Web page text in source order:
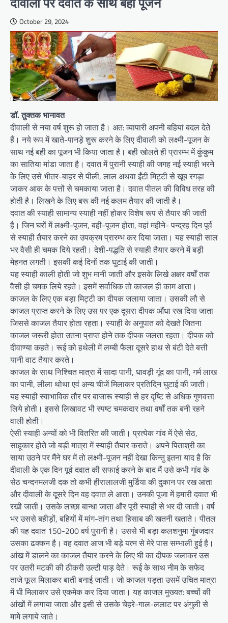
October 29, 2024
डॉ. तुक्तक भानावत
दीवाली से नया वर्ष शुरू हो जाता है। अत: व्यापारी अपनी बहियां बदल देते
हैं। नये रूप में खाते-पानड़े शुरू करने के लिए दीवाली को लक्ष्मी-पूजन के
साथ नई बही का पूजन भी किया जाता है। बही खोलते ही प्रारम्भ में कुंकुम
का सातिया मांडा जाता है। दवात में पुरानी स्याही की जगह नई स्याही भरने
के लिए उसे भीतर-बाहर से पीली, लाल अथवा ईंटी मिट्टी से खूब रगड़ा
जाकर आक के पत्तों से चमकाया जाता है। दवात पीतल की विविध तरह की
होती है। लिखने के लिए बरू की नई कलम तैयार की जाती है।
दवात की स्याही सामान्य स्याही नहीं होकर विशेष रूप से तैयार की जाती
है। जिन घरों में लक्ष्मी-पूजन, बही-पूजन होता, वहां महीने- पन्द्रह दिन पूर्व
से स्याही तैयार करने का उपक्रम प्रारम्भ कर दिया जाता। यह स्याही साल
भर वैसी ही चमक दिये रहती। देशी-पद्धति से स्याही तैयार करने में बड़ी
मेहनत लगती। इसकी कई दिनों तक घुटाई की जाती।
यह स्याही काली होती जो शुभ मानी जाती और इसके लिखे अक्षर वर्षों तक
वैसी ही चमक लिये रहते। इसमें सर्वाधिक तो काजल ही काम आता।
काजल के लिए एक बड़ा मिट्टी का दीपक जलाया जाता। उसकी लौ से
काजल प्राप्त करने के लिए उस पर एक दूसरा दीपक औंधा रख दिया जाता
जिससे काजल तैयार होता रहता। स्याही के अनुपात को देखते जितना
काजल जरूरी होता उतना प्राप्त होने तक दीपक जलता रहता। दीपक को
दीवाण्या कहते। रूई को हथेली में लम्बी फैला दूसरे हाथ से बंटी देते बत्ती
यानी वाट तैयार करते।
काजल के साथ निश्चित मात्रा में सादा पानी, धावड़ी गूंद का पानी, गर्म लाख
का पानी, लीला थोथा एवं अन्य चीजें मिलाकर प्रतिदिन घुटाई की जाती।
यह स्याही स्वाभाविक तौर पर बाजारू स्याही से हर दृष्टि से अधिक गुणवत्ता
लिये होती। इससे लिखावट भी स्पष्ट चमकदार तथा वर्षों तक बनी रहने
वाली होती।
ऐसी स्याही अन्यों को भी वितरित की जाती। प्रत्येक गांव में ऐसे सेठ,
साहूकार होते जो बड़ी मात्रा में स्याही तैयार कराते। अपने पिताश्री का
साया उठने पर मैंने घर में तो लक्ष्मी-पूजन नहीं देखा किन्तु इतना याद है कि
दीवाली के एक दिन पूर्व दवात की सफाई करने के बाद मैं उसे कभी गांव के
सेठ चन्दनमलजी दक तो कभी हीरालालजी मुर्डिया की दुकान पर रख आता
और दीवाली के दूसरे दिन वह दवात ले आता। उनकी पूजा में हमारी दवात भी
रखी जाती। उसके लच्छा बान्धा जाता और पूरी स्याही से भर दी जाती। वर्ष
भर उससे बहीड़ों, बहियों में मांग-तांग तथा हिसाब की खतनी खताते। पीतल
की यह दवात 150-200 वर्ष पुरानी है। उससे भी बड़ा कलशनुमा गुंबजदार
उसका ढक्कन है। वह दवात आज भी बड़े यत्न से मेरे पास सम्भाली हुई है।
आंख में डालने का काजल तैयार करने के लिए घी का दीपक जलाकर उस
पर उतरी मटकी की ठीकरी उल्टी पाड़ देते। रूई के साथ नीम के सफेद
ताजे फूल मिलाकर बाती बनाई जाती। जो काजल पड़ता उसमें उचित मात्रा
में घी मिलाकर उसे एकमेक कर दिया जाता। यह काजल मुख्यत: बच्चों की
आंखों में लगाया जाता और इसी से उसके चेहरे-गाल-ललाट पर अंगुली से
मामे लगाये जाते।